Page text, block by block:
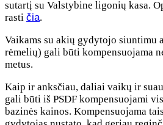
sutartį su Valstybine ligonių kasa.
rasti čia.
Vaikams su akių gydytojo siuntimu
rėmelių) gali būti kompensuojama
metus.
Kaip ir anksčiau, daliai vaikų ir
gali būti iš PSDF kompensuojami
bazinės kainos. Kompensuojama